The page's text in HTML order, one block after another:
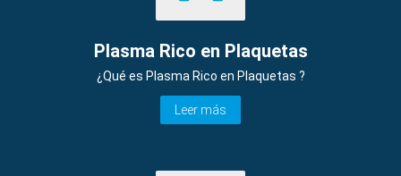
Plasma Rico en Plaquetas
¿Qué es Plasma Rico en Plaquetas ?
Leer más